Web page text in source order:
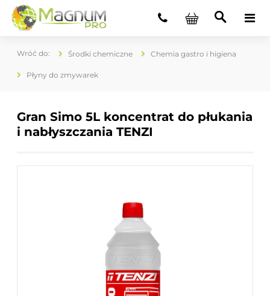
Środki chemiczne Chemia gastro i higiena
Płyny do zmywarek
Gran Simo 5L koncentrat do płukania
i nabłyszczania TENZI